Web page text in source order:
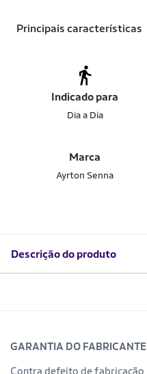
Principais características
Indicado para
Dia a Dia
Marca
Ayrton Senna
Descrição do produto
GARANTIA DO FABRICANTE
Contra defeito de fabricação